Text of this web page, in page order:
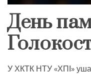
День
У ХКТК НТУ «ХПІ»